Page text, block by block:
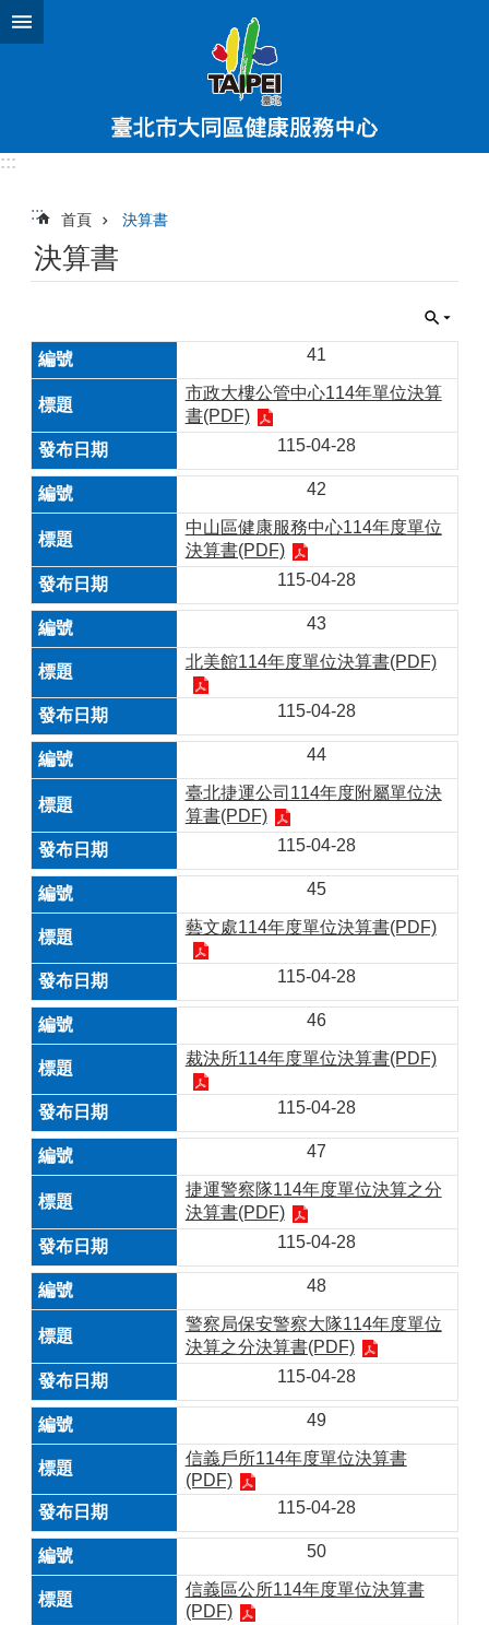
跳到主要內容區塊
:::
::: 首頁 決算書
決算書
41
市政大樓公管中心114年單位決算
書(PDF)
115-04-28
42
中山區健康服務中心114年度單位
決算書(PDF)
115-04-28
43
北美館114年度單位決算書(PDF)
115-04-28
44
臺北捷運公司114年度附屬單位決
算書(PDF)
115-04-28
45
藝文處114年度單位決算書(PDF)
115-04-28
46
裁決所114年度單位決算書(PDF)
115-04-28
47
捷運警察隊114年度單位決算之分
決算書(PDF)
115-04-28
48
警察局保安警察大隊114年度單位
決算之分決算書(PDF)
115-04-28
49
信義戶所114年度單位決算書
(PDF)
115-04-28
50
信義區公所114年度單位決算書
(PDF)